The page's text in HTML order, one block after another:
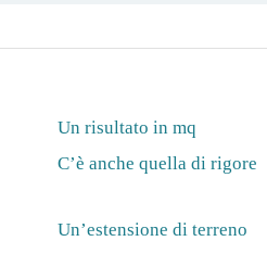
Un risultato in mq
C’è anche quella di rigore
Un’estensione di terreno